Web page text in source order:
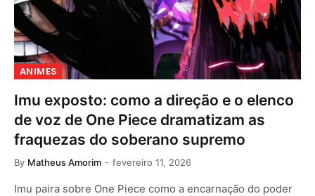
ANIMES
Imu exposto: como a direção e o elenco
de voz de One Piece dramatizam as
fraquezas do soberano supremo
By Matheus Amorim fevereiro 11, 2026
Imu paira sobre One Piece como a encarnação do poder